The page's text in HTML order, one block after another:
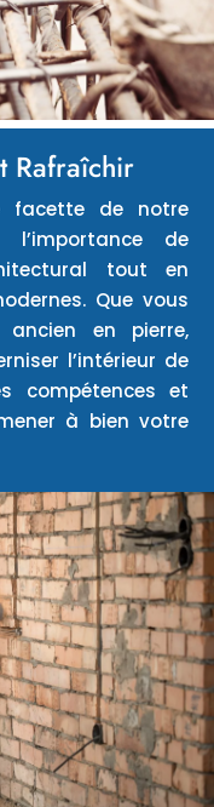
Rafraîchir
facette de notre
l’importance de
tout en
Que vous
en pierre,
l’intérieur de
compétences et
à bien votre